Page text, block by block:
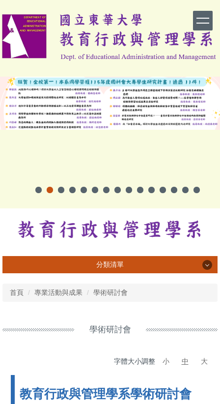
到
主
要
內
容
分類清單
榮譽榜
首頁 專業活動與成果 學術研討會
學術研討會
字體大小調整 小 中 大
教育行政與管理學系學術研討會